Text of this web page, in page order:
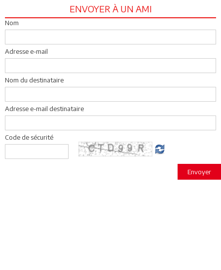
ENVOYER À UN AMI
Nom
Adresse e-mail
Nom du destinataire
Adresse e-mail destinataire
Code de sécurité
Envoyer